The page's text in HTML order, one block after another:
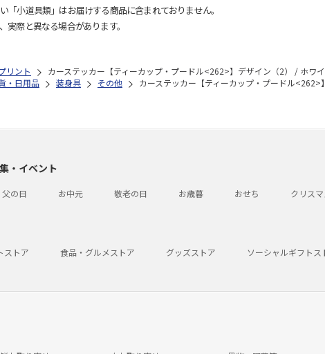
小道具類」はお届けする商品に含まれておりません。
際と異なる場合があります。
リント
カーステッカー【ティーカップ・プードル<262>】デザイン（2） / ホワ
・日用品 装身具 その他 カーステッカー【ティーカップ・プードル
・イベント
父の日 お中元 敬老の日 お歳暮 おせち クリスマ
ストア 食品・グルメストア グッズストア ソーシャルギフトス